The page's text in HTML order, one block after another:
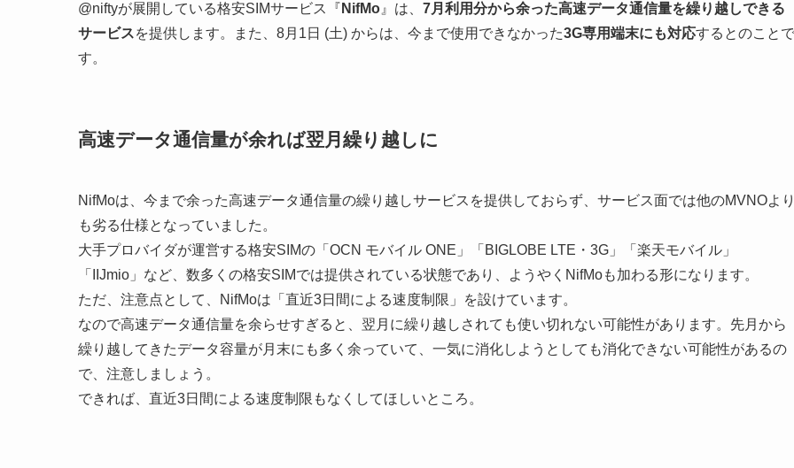
@niftyが展開している格安SIMサービス『 NifMo 』は、 7月利用分から余った高速データ通信量を繰り越しできる
サービスを提供します。また、8月1日 (土) からは、今まで使用できなかった3G専用端末にも対応するとのことで
す。
高速データ通信量が余れば翌月繰り越しに
NifMoは、今まで余った高速データ通信量の繰り越しサービスを提供しておらず、サービス面では他のMVNOよ
も劣る仕様となっていました。
大手プロバイダが運営する格安SIMの「OCN モバイル ONE」「BIGLOBE LTE・3G」「楽天モバイル」
「IIJmio」など、数多くの格安SIMでは提供されている状態であり、ようやくNifMoも加わる形になります。
ただ、注意点として、NifMoは「直近3日間による速度制限」を設けています。
なので高速データ通信量を余らせすぎると、翌月に繰り越しされても使い切れない可能性があります。先月から
繰り越してきたデータ容量が月末にも多く余っていて、一気に消化しようとしても消化できない可能性があるの
で、注意しましょう。
できれば、直近3日間による速度制限もなくしてほしいところ。